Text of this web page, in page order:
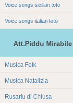
Voice songs sicilian toto
Voice songs italian toto
Att.Piddu Mirabile
Musica Folk
Musica Natalizia
Rusariu di Chiusa